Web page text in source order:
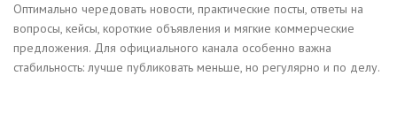
Оптимально чередовать новости, практические посты, ответы на
вопросы, кейсы, короткие объявления и мягкие коммерческие
предложения. Для официального канала особенно важна
стабильность: лучше публиковать меньше, но регулярно и по делу.